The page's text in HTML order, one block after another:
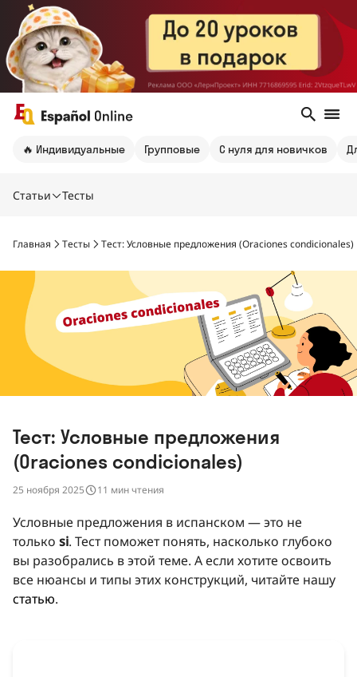
🔥 Индивидуальные Групповые С нуля для новичков
Статьи Тесты
Главная Тесты Тест: Условные предложения (Oraciones condicionales)
Тест: Условные предложения
(Oraciones condicionales)
25 ноября 2025 11 мин чтения
Условные предложения в испанском — это не
только si. Тест поможет понять, насколько глубоко
вы разобрались в этой теме. А если хотите освоить
все нюансы и типы этих конструкций, читайте нашу
статью.